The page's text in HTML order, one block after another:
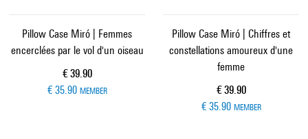
Pillow Case Miró | Femmes
encerclées par le vol d'un oiseau
Current price
€ 39.90
€ 35.90 MEMBER
Pillow Case Miró | Chiffres et
constellations amoureux d'une
femme
Current price
€ 39.90
€ 35.90 MEMBER